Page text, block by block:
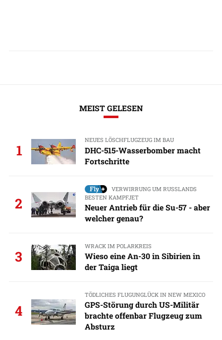
MEIST GELESEN
1
NEUES LÖSCHFLUGZEUG IM BAU
DHC-515-Wasserbomber macht
Fortschritte
2
VERWIRRUNG UM RUSSLANDS
BESTEN KAMPFJET
Neuer Antrieb für die Su-57 - aber
welcher genau?
3
WRACK IM POLARKREIS
Wieso eine An-30 in Sibirien in
der Taiga liegt
4
TÖDLICHES FLUGUNGLÜCK IN NEW MEXICO
GPS-Störung durch US-Militär
brachte offenbar Flugzeug zum
Absturz